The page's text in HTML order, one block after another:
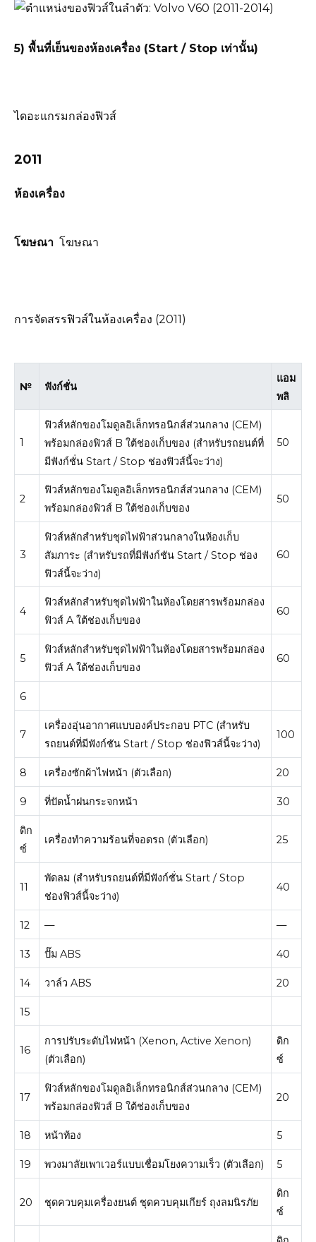
5) พื้นที่เย็นของห้องเครื่อง (Start / Stop เท่านั้น)
ไดอะแกรมกล่องฟิวส์
2011
ห้องเครื่อง
โฆษณา โฆษณา
การจัดสรรฟิวส์ในห้องเครื่อง (2011)
№ ฟังก์ชั่น
แอม
พลิ
1
ฟิวส์หลักของโมดูลอิเล็กทรอนิกส์ส่วนกลาง (CEM)
พร้อมกล่องฟิวส์ B ใต้ช่องเก็บของ (สำหรับรถยนต์ที่
มีฟังก์ชั่น Start / Stop ช่องฟิวส์นี้จะว่าง)
50
2
ฟิวส์หลักของโมดูลอิเล็กทรอนิกส์ส่วนกลาง (CEM)
พร้อมกล่องฟิวส์ B ใต้ช่องเก็บของ
50
3
ฟิวส์​หลัก​สำหรับ​ชุด​ไฟฟ้าส่วนกลาง​ใน​ห้อง​เก็บ
สัมภาระ (สำหรับ​รถ​ที่​มี​ฟังก์ชัน Start / Stop ช่อง​
ฟิวส์​นี้​จะ​ว่าง)
60
4
ฟิวส์​หลัก​สำหรับ​ชุด​ไฟฟ้า​ใน​ห้องโดยสารพร้อม​กล่อง​
ฟิวส์ A ใต้​ช่องเก็บของ
60
5
ฟิวส์​หลัก​สำหรับ​ชุด​ไฟฟ้า​ใน​ห้องโดยสารพร้อม​กล่อง​
ฟิวส์ A ใต้​ช่องเก็บของ
60
6
7
เครื่องอุ่นอากาศแบบองค์ประกอบ PTC (สำหรับ
รถยนต์ที่มีฟังก์ชัน Start / Stop ช่องฟิวส์นี้จะว่าง)
100
8 เครื่องซักผ้าไฟหน้า (ตัวเลือก) 20
9 ที่ปัดน้ำฝนกระจกหน้า 30
ดิก
ซ์
เครื่องทำความร้อนที่จอดรถ (ตัวเลือก) 25
11
พัดลม (สำหรับรถยนต์ที่มีฟังก์ชั่น Start / Stop
ช่องฟิวส์นี้จะว่าง)
40
12 — —
13 ปั๊ม ABS 40
14 วาล์ว ABS 20
15
16
การปรับระดับไฟหน้า (Xenon, Active Xenon)
(ตัวเลือก)
ดิก
ซ์
17
ฟิวส์หลักของโมดูลอิเล็กทรอนิกส์ส่วนกลาง (CEM)
พร้อมกล่องฟิวส์ B ใต้ช่องเก็บของ
20
18 หน้าท้อง 5
19 พวงมาลัยเพาเวอร์แบบเชื่อมโยงความเร็ว (ตัวเลือก) 5
20 ชุดควบคุมเครื่องยนต์ ชุดควบคุมเกียร์ ถุงลมนิรภัย
ดิก
ซ์